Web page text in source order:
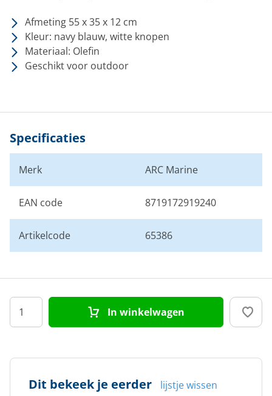
Afmeting 55 x 35 x 12 cm
Kleur: navy blauw, witte knopen
Materiaal: Olefin
Geschikt voor outdoor
Specificaties
Merk ARC Marine
EAN code 8719172919240
Artikelcode 65386
In winkelwagen
Dit bekeek je eerder lijstje wissen